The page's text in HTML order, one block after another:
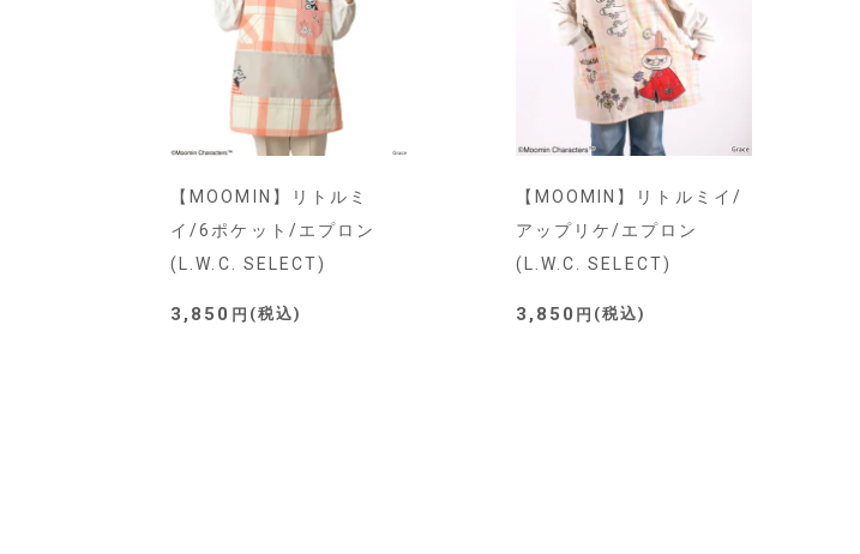
【MOOMIN】リトルミ
イ/6ポケット/エプロン
(L.W.C. SELECT)
3,850 税込
【MOOMIN】リトルミイ/
アップリケ/エプロン
(L.W.C. SELECT)
3,850 税込